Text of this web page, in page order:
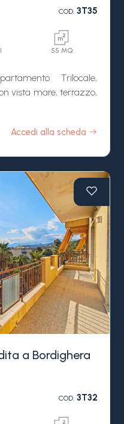
COD.3T35
55 MQ
Trilocale,
vista mare, terrazzo,
vendita luminoso e
Bordighera suddivisa
l'appartamento in
salotto con cottura e
vista mare al piano
cameretta e
ristrutturata,
a Bordighera
un posto auto privato
ad euro 30.000
Accedi alla scheda
a Bordighera
COD.3T32